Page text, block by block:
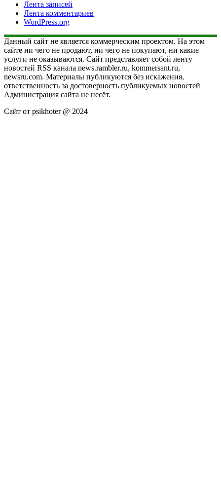
Лента записей
Лента комментариев
WordPress.org
Данный сайт не является коммерческим проектом. На этом
сайте ни чего не продают, ни чего не покупают, ни какие
услуги не оказываются. Сайт представляет собой ленту
новостей RSS канала news.rambler.ru, kommersant.ru,
newsru.com. Материалы публикуются без искажения,
ответственность за достоверность публикуемых новостей
Администрация сайта не несёт.
Сайт от psikhoter @ 2024